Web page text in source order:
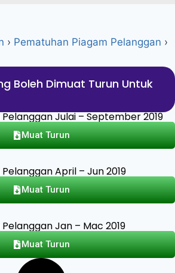
› Pematuhan Piagam Pelanggan ›
Boleh Dimuat Turun Untuk
Julai – September 2019
Muat Turun
April – Jun 2019
Muat Turun
Jan – Mac 2019
Muat Turun